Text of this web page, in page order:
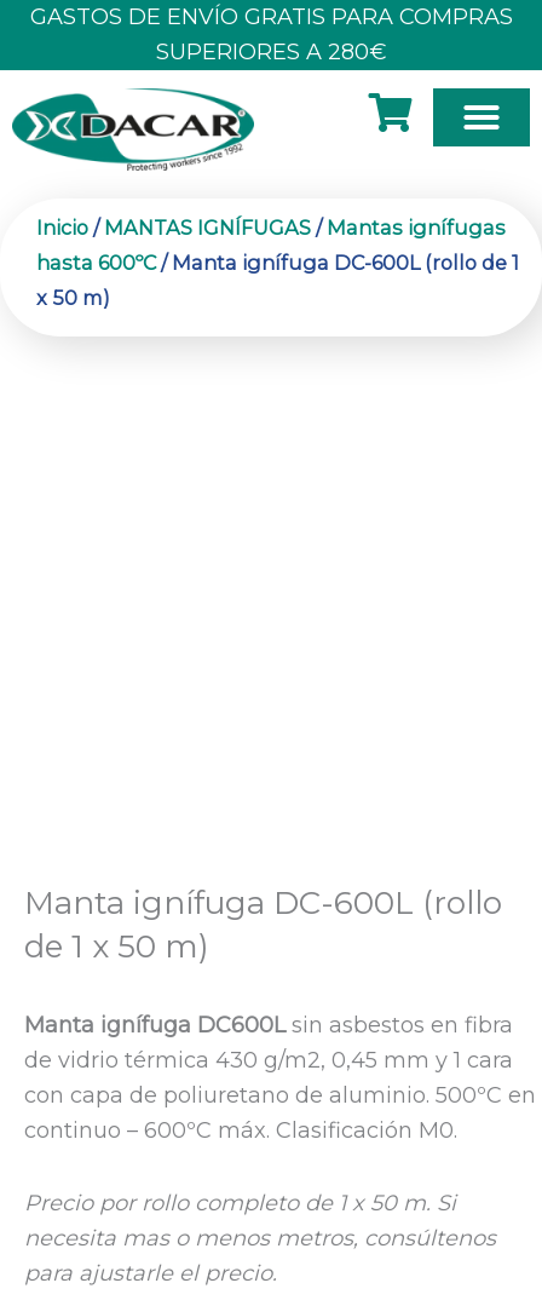
GASTOS DE ENVÍO GRATIS PARA COMPRAS
SUPERIORES A 280€
Inicio /MANTAS IGNÍFUGAS /Mantas ignífugas
hasta 600ºC/ Manta ignífuga DC-600L (rollo de 1
x 50 m)
Manta ignífuga DC-600L (rollo
de 1 x 50 m)
Manta ignífuga DC600Lsin asbestos en fibra
de vidrio térmica 430 g/m2, 0,45 mm y 1 cara
con capa de poliuretano de aluminio. 500ºC en
continuo – 600ºC máx. Clasificación M0.
Precio por rollo completo de 1 x 50 m. Si
necesita mas o menos metros, consúltenos
para ajustarle el precio.